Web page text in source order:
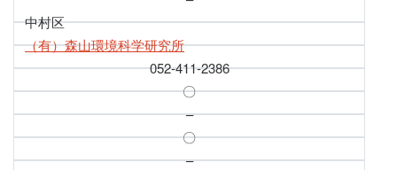
中村区
（有）森山環境科学研究所
052-411-2386
〇
–
〇
–